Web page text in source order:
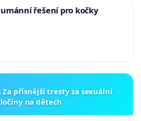
řešení pro kočky
přísnější tresty za sexuální
na dětech